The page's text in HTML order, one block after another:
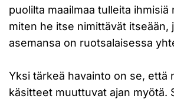
puolilta maailmaa tulleita ihmisiä
miten he itse nimittävät itseään,
asemansa on ruotsalaisessa
Yksi tärkeä havainto on se, että
käsitteet muuttuvat ajan myötä.